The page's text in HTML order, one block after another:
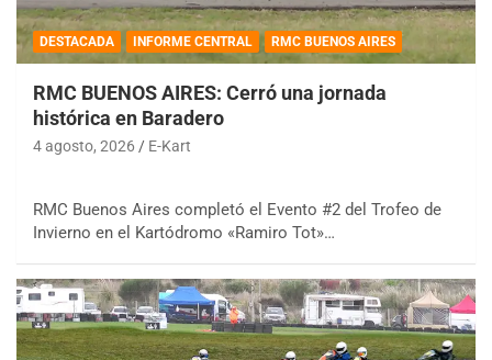
DESTACADA INFORME CENTRAL RMC BUENOS AIRES
RMC BUENOS AIRES: Cerró una jornada
histórica en Baradero
4 agosto, 2026 E-Kart
RMC Buenos Aires completó el Evento #2 del Trofeo de
Invierno en el Kartódromo «Ramiro Tot»…